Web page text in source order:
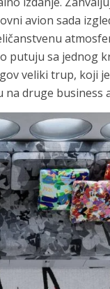
avion sada
putuju sa jednog
veliki trup, koji
druge business